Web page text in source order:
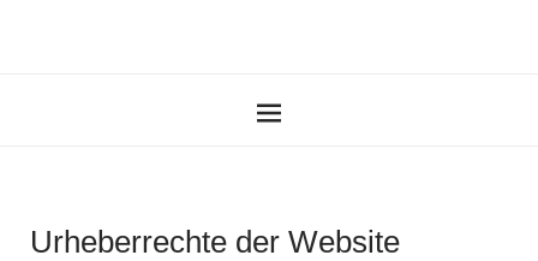
Urheberrechte der Website